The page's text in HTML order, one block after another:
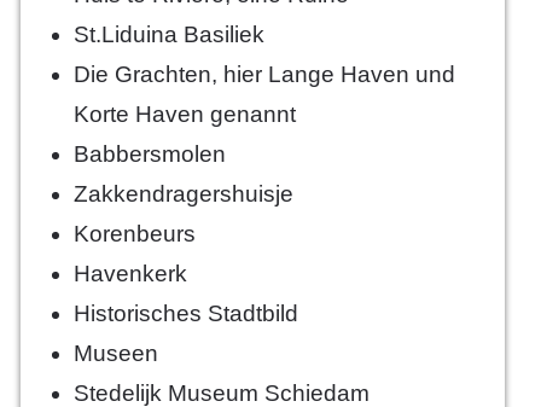
St.Liduina Basiliek
Die Grachten, hier Lange Haven und
Korte Haven genannt
Babbersmolen
Zakkendragershuisje
Korenbeurs
Havenkerk
Historisches Stadtbild
Museen
Stedelijk Museum Schiedam